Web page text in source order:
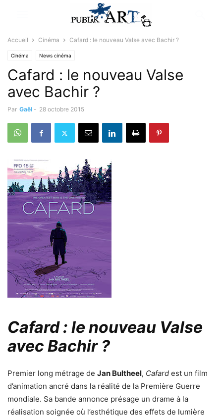
Accueil Cinéma Cafard : le nouveau Valse avec Bachir ?
Cinéma News cinéma
Cafard : le nouveau Valse
avec Bachir ?
Par Gaël - 28 octobre 2015
Cafard : le nouveau Valse
avec Bachir ?
Premier long métrage de Jan Bultheel, Cafard est un film
d’animation ancré dans la réalité de la Première Guerre
mondiale. Sa bande annonce présage un drame à la
réalisation soignée où l’esthétique des effets de lumière